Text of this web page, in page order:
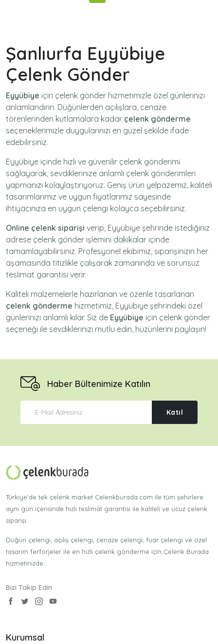
Şanlıurfa Eyyübiye
Çelenk Gönder
Eyyübiye için çelenk gönder hizmetimizle özel günlerinizi
anlamlandırın. Düğünlerden açılışlara, cenaze
törenlerinden kutlamalara kadar çelenk gönderme
seçeneklerimizle duygularınızı en güzel şekilde ifade
edebilirsiniz.
Eyyübiye içinde hızlı ve güvenilir çelenk gönderimi
sağlayarak, sevdiklerinize anlamlı çelenk gönderimleri
yapmanızı kolaylaştırıyoruz. Geniş ürün yelpazemiz, kaliteli
tasarımlarımız ve uygun fiyatlarımız sayesinde
ihtiyacınıza en uygun çelengi kolayca seçebilirsiniz.
Online çelenk siparişi verip, Eyyübiye şehrinde istediğiniz
adrese çelenk gönder işlemini dakikalar içinde
tamamlayabilirsiniz. Profesyonel ekibimiz, siparişinizin her
aşamasında titizlikle çalışarak zamanında ve sorunsuz
teslimat garantisi verir.
Kaliteli malzemelerle hazırlanan ve özenle tasarlanan
çelenk gönderme hizmetimiz, Eyyübiye şehrindeki özel
günlerinizi anlamlı kılar. Siz de Eyyübiye için çelenk gönder
seçeneği ile sevdiklerinizi mutlu edin, hüzünlerini paylaşın!
Haber Bültenimize Katılın
Katıl
Türkiye'de tek çelenk market Celenkburada.com ile tüm şehirlere
aynı gün içerisinde hızlı teslimat garantisi ile kaliteli ve ucuz çelenk
siparişi.
Düğün çelengi, açılış çelengi, cenaze çelengi, fuar çelengi ve özel
tasarım ferforjeler ile en hızlı çelenk gönderme için Çelenk Burada
hizmetinizde.
Bizi Takip Edin
Kurumsal